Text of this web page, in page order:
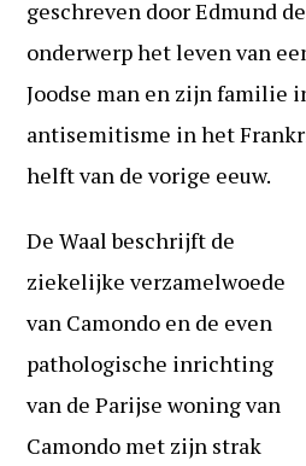
geschreven door Edmund
onderwerp het leven van
Joodse man en zijn familie
antisemitisme in het
helft van de vorige eeuw.
De Waal beschrijft de
ziekelijke verzamelwoede
van Camondo en de even
pathologische inrichting
van de Parijse woning van
Camondo met zijn strak